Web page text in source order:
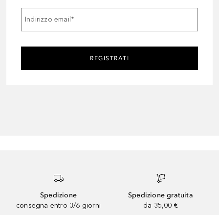
Indirizzo email*
REGISTRATI
Spedizione
consegna entro 3/6 giorni
Spedizione gratuita
da 35,00 €